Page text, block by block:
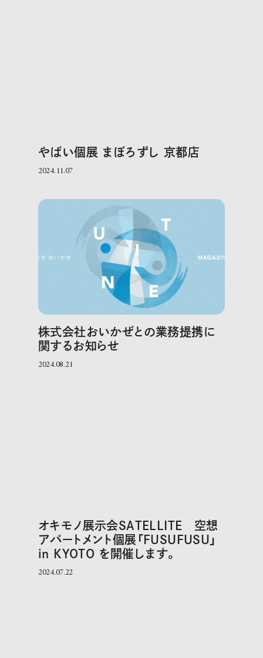
やばい個展 まぼろずし 京都店
2024.11.07
株式会社おいかぜとの業務提携に
関するお知らせ
2024.08.21
オキモノ展示会SATELLITE 空想
アパートメント個展「FUSUFUSU」
in KYOTO を開催します。
2024.07.22